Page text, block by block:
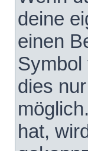
deine
einen
Symbol
dies
hat,